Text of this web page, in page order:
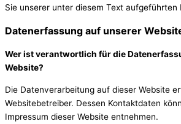
Sie unserer unter diesem Text aufgeführten
Datenerfassung auf unserer
Wer ist verantwortlich für die
Website?
Die Datenverarbeitung auf dieser Website
Websitebetreiber. Dessen Kontaktdaten
Impressum dieser Website entnehmen.